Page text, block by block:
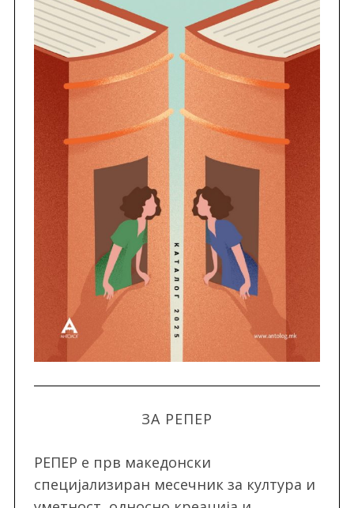
ЗА РЕПЕР
РЕПЕР e прв македонски
специјализиран месечник за култура и